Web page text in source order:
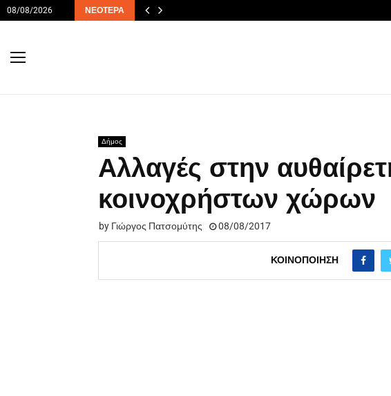
08/08/2026 ΝΕΌΤΕΡΑ
Δήμος
Αλλαγές στην
κοινοχρήστων χώρων
by Γιώργος Πατσομύτης 08/08/2017
ΚΟΙΝΟΠΟΊΗΣΗ